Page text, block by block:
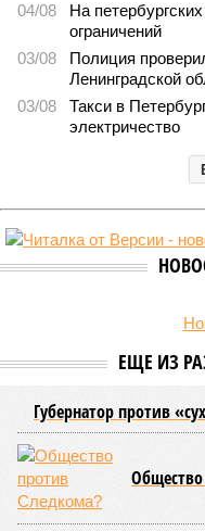
04/08
На
ограничений
03/08
Полиция
Ленинградской
03/08
Такси в
электричество
ЕЩЕ ИЗ
Губернатор против